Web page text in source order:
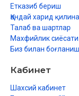
Тафхимли «ро»
Тарқиқли «ро» ҳарфи
8-дарс. Мад:
Аслий (табиий) мад
Етказиб бериш
Қандай харид
Талаб ва шартлар
Махфийлик сиёсати
Биз билан боғланиш
Кабинет
Шахсий кабинет